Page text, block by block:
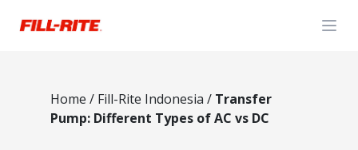
Home / Fill-Rite Indonesia / Transfer
Pump: Different Types of AC vs DC